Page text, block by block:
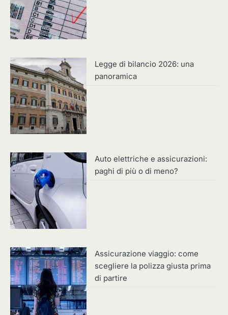
Legge di bilancio 2026: una
panoramica
Auto elettriche e assicurazioni:
paghi di più o di meno?
Assicurazione viaggio: come
scegliere la polizza giusta prima
di partire